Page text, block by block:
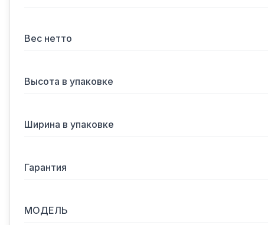
Вес нетто
Высота в упаковке
Ширина в упаковке
Гарантия
МОДЕЛЬ